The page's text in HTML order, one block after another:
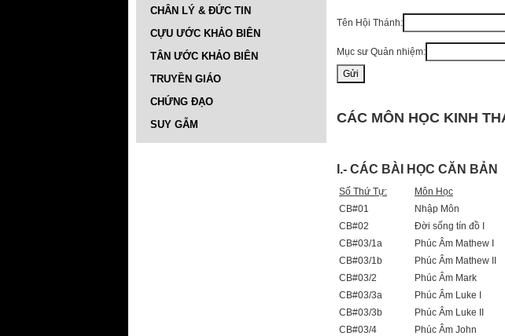
CHÂN LÝ & ĐỨC TIN
CỰU ƯỚC KHẢO BIÊN
TÂN ƯỚC KHẢO BIÊN
TRUYỀN GIÁO
CHỨNG ĐẠO
SUY GẪM
Tên Hội Thánh:
Mục sư Quản nhiệm:
CÁC MÔN HỌC KINH
I.- CÁC BÀI HỌC CĂN BẢN
Số Thứ Tự: Môn Học
CB#01
Nhập Môn
CB#02
Đời sống tín đồ I
CB#03/1a
Phúc Âm Mathew I
CB#03/1b
Phúc Âm Mathew II
CB#03/2
Phúc Âm Mark
CB#03/3a
Phúc Âm Luke I
CB#03/3b
Phúc Âm Luke II
CB#03/4
Phúc Âm John